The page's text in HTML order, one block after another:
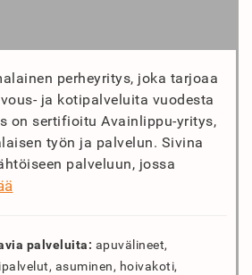
perheyritys, joka tarjoaa
ja kotipalveluita vuodesta
on sertifioitu Avainlippu-yritys,
työn ja palvelun. Sivina
palveluun, jossa
palveluita: apuvälineet,
asuminen, hoivakoti,